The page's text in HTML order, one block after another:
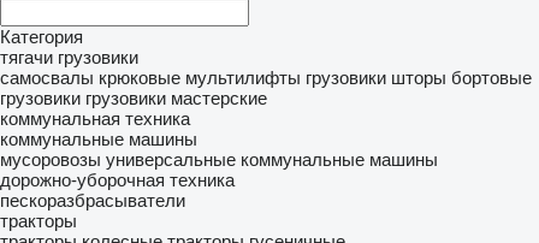
Категория
тягачи грузовики
самосвалы крюковые мультилифты грузовики шторы бортовые
грузовики грузовики мастерские
коммунальная техника
коммунальные машины
мусоровозы универсальные коммунальные машины
дорожно-уборочная техника
пескоразбрасыватели
тракторы